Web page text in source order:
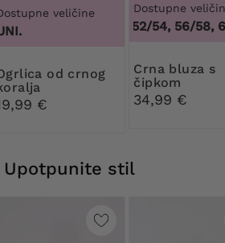
veličine
€
Dostupne
48/50, 52/54, 56/58,
Crna bluza s
čipkom
34,99 €
Upotpunite stil